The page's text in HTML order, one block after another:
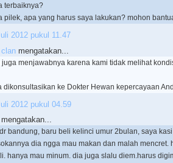
terbaiknya?
pilek, apa yang harus saya lakukan? mohon
2012 pukul 11.47
mengatakan...
juga menjawabnya karena kami tidak melihat
dikonsultasikan ke Dokter Hewan kepercayaan
2012 pukul 04.59
bandung, baru beli kelinci umur 2bulan, saya
dia ngga mau makan dan malah mencret.
hanya mau minum. dia juga slalu diem.harus